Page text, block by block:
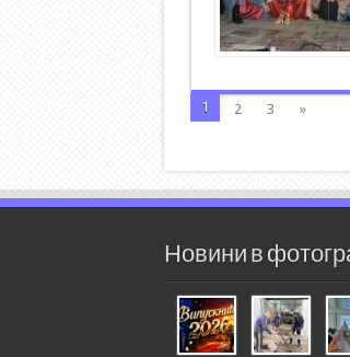
1 2 3 »
Новини в